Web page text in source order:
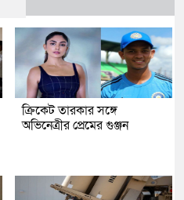
ক্রিকেট তারকার সঙ্গে
অভিনেত্রীর প্রেমের গুঞ্জন